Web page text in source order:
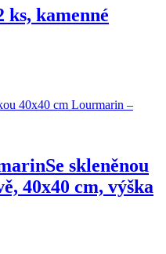
ks, kamenné
Se skleněnou
40x40 cm, výška